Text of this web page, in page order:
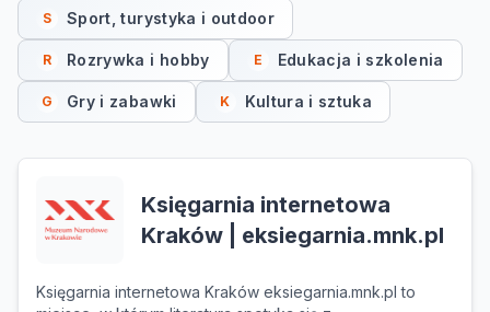
S Sport, turystyka i outdoor
R Rozrywka i hobby E Edukacja i szkolenia
G Gry i zabawki K Kultura i sztuka
Księgarnia internetowa
Kraków | eksiegarnia.mnk.pl
Księgarnia internetowa Kraków eksiegarnia.mnk.pl to